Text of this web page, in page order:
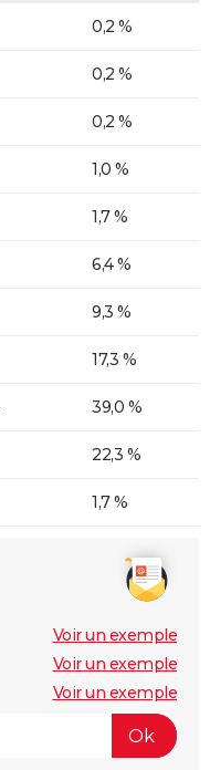
0,2 %
0,2 %
0,2 %
1,0 %
1,7 %
6,4 %
9,3 %
17,3 %
39,0 %
22,3 %
1,7 %
Voir un exemple
Voir un exemple
Voir un exemple